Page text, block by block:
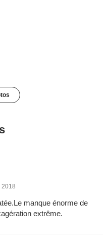
2018
manque énorme de
extrême.